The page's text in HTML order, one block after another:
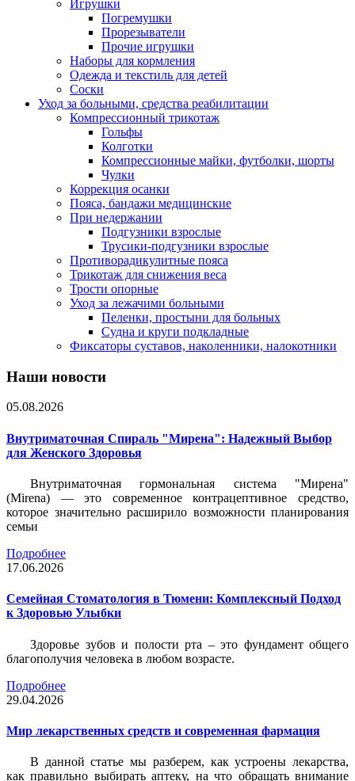
Игрушки
Погремушки
Прорезыватели
Прочие игрушки
Наборы для кормления
Одежда и текстиль для детей
Соски
Уход за больными, средства реабилитации
Компрессионный трикотаж
Гольфы
Колготки
Компрессионные майки, футболки, шорты
Чулки
Коррекция осанки
Пояса, бандажи медицинские
При недержании
Подгузники взрослые
Трусики-подгузники взрослые
Противорадикулитные пояса
Трикотаж для снижения веса
Трости опорные
Уход за лежачими больными
Пеленки, простыни для больных
Судна и круги подкладные
Фиксаторы суставов, наколенники, налокотники
Наши новости
05.08.2026
Внутриматочная Спираль "Мирена": Надежный Выбор
для Женского Здоровья
Внутриматочная гормональная система "Мирена"
(Mirena) — это современное контрацептивное средство,
которое значительно расширило возможности планирования
семьи
Подробнее
17.06.2026
Семейная Стоматология в Тюмени: Комплексный Подход
к Здоровью Улыбки
Здоровье зубов и полости рта – это фундамент общего
благополучия человека в любом возрасте.
Подробнее
29.04.2026
Мир лекарственных средств и современная фармация
В данной статье мы разберем, как устроены лекарства,
как правильно выбирать аптеку, на что обращать внимание